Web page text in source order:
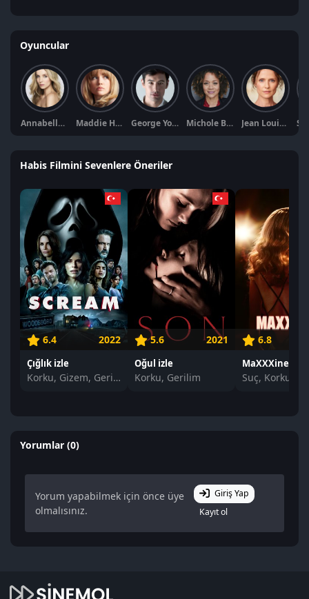
Oyuncular
Annabelle Wallis Maddie Hasson George Young Michole Briana White Jean Louisa Kelly
Habis Filmini Sevenlere Öneriler
6.4 2022
Çığlık izle
Korku, Gizem, Gerilim
5.6 2021
Oğul izle
Korku, Gerilim
6.8
MaXXXine izle
Suç, Korku
Yorumlar (0)
Yorum yapabilmek için önce üye
olmalısınız.
Giriş Yap
Kayıt ol